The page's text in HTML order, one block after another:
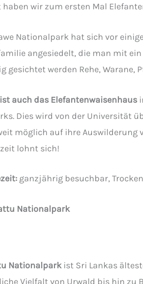
haben wir zum ersten Mal
Nationalpark hat sich vor
angesiedelt, die man mit
gesichtet werden Rehe, Warane,
auch das Elefantenwaisenhaus
Dies wird von der Universität
möglich auf ihre Auswilderung
lohnt sich!
ganzjährig besuchbar,
Nationalpark
Nationalparkist Sri Lankas
Vielfalt von Urwald bis hin zu